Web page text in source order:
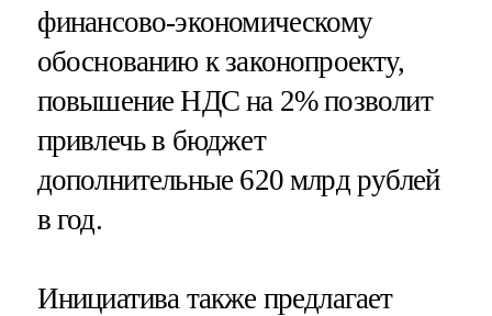
финансово-экономическому
обоснованию к законопроекту,
повышение НДС на 2% позволит
привлечь в бюджет
дополнительные 620 млрд рублей
в год.
Инициатива также предлагает